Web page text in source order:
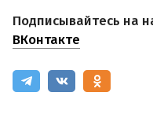
Подписывайтесь на
ВКонтакте